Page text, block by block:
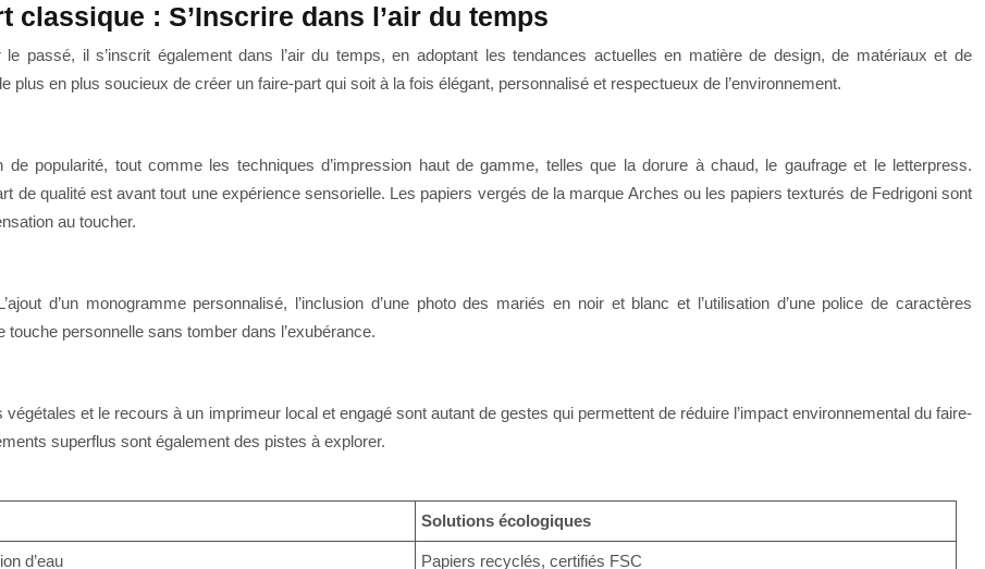
: S’Inscrire dans l’air du temps
passé, il s’inscrit également dans l’air du temps, en adoptant les tendances actuelles en matière de design, de matériaux et de
en plus soucieux de créer un faire-part qui soit à la fois élégant, personnalisé et respectueux de l’environnement.
popularité, tout comme les techniques d’impression haut de gamme, telles que la dorure à chaud, le gaufrage et le letterpress.
de qualité est avant tout une expérience sensorielle. Les papiers vergés de la marque Arches ou les papiers texturés de Fedrigoni sont
au toucher.
d’un monogramme personnalisé, l’inclusion d’une photo des mariés en noir et blanc et l’utilisation d’une police de caractères
personnelle sans tomber dans l’exubérance.
et le recours à un imprimeur local et engagé sont autant de gestes qui permettent de réduire l’impact environnemental du faire-
superflus sont également des pistes à explorer.
Solutions écologiques
d’eau Papiers recyclés, certifiés FSC